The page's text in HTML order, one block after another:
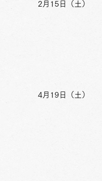
ュー 2月15 日（土）
月19日（土）